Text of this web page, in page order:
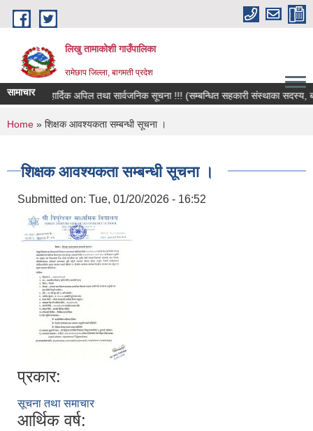
Skip to main content
लिखु तामाकोशी गाउँपालिका
रामेछाप जिल्ला, बागमती प्रदेश
सामाचारहार्दिक अपिल तथा सार्वजनिक सूचना !!! (सम्बन्धित सहकारी संस्थाका सदस्य,
You are here
Home » शिक्षक आवश्यकता सम्बन्धी सूचना ।
शिक्षक आवश्यकता सम्बन्धी सूचना ।
Submitted on: Tue, 01/20/2026 - 16:52
प्रकार:
सूचना तथा समाचार
आर्थिक वर्ष: